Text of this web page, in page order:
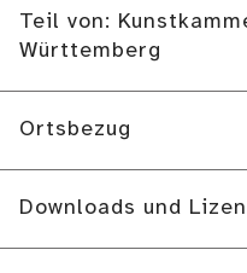
Teil von:
Württemberg
Ortsbezug
Downloads und